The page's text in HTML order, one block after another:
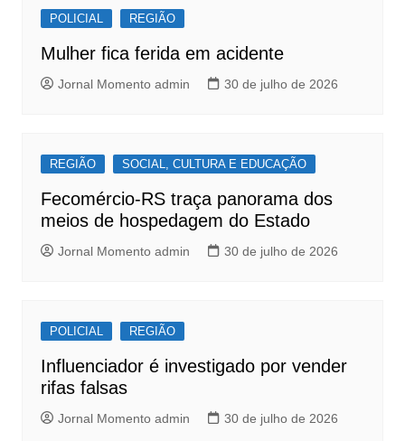
o
o
k
p
p
POLICIAL REGIÃO
Mulher fica ferida em acidente
Jornal Momento admin 30 de julho de 2026
REGIÃO SOCIAL, CULTURA E EDUCAÇÃO
Fecomércio-RS traça panorama dos
meios de hospedagem do Estado
Jornal Momento admin 30 de julho de 2026
POLICIAL REGIÃO
Influenciador é investigado por vender
rifas falsas
Jornal Momento admin 30 de julho de 2026